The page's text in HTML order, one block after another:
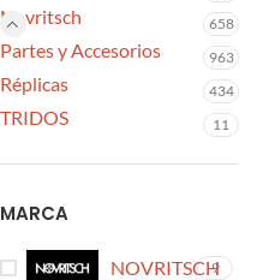
Novritsch 658
Partes y Accesorios 963
Réplicas 434
TRIDOS 11
MARCA
NOVRITSCH
9